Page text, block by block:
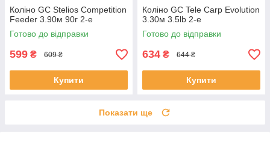
Коліно GC Stelios Competition
Feeder 3.90м 90г 2-е
Готово до відправки
599 ₴ 609 ₴
Купити
Коліно GC Tele Carp Evolution
3.30м 3.5lb 2-е
Готово до відправки
634 ₴ 644 ₴
Купити
Показати ще